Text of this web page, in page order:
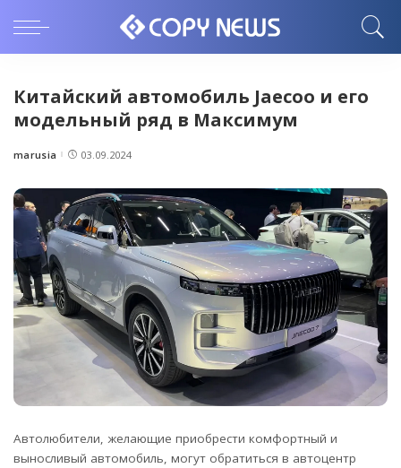
Китайский автомобиль Jaecoo и его
модельный ряд в Максимум
Posted
marusia 03.09.2024
Автолюбители, желающие приобрести комфортный и
выносливый автомобиль, могут обратиться в автоцентр